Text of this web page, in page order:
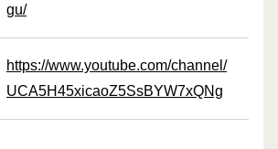
gu/
https://www.youtube.com/channel/
UCA5H45xicaoZ5SsBYW7xQNg